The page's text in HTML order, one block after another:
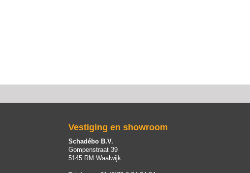
Vestiging en showroom
Schadébo B.V.
Gompenstraat 39
5145 RM Waalwijk